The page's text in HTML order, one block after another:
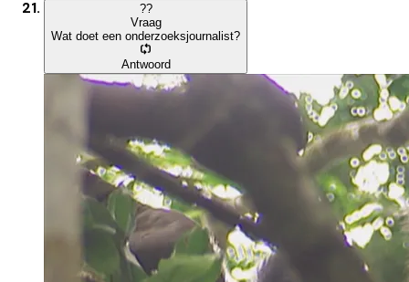
??
Vraag
Wat doet een onderzoeksjournalist?
Antwoord